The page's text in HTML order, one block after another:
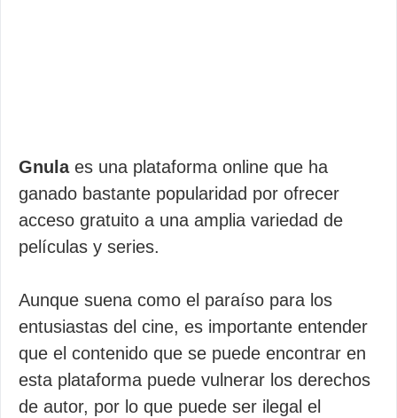
Gnulaes una plataforma online que ha
ganado bastante popularidad por ofrecer
acceso gratuito a una amplia variedad de
películas y series.
Aunque suena como el paraíso para los
entusiastas del cine, es importante entender
que el contenido que se puede encontrar en
esta plataforma puede vulnerar los derechos
de autor, por lo que puede ser ilegal el